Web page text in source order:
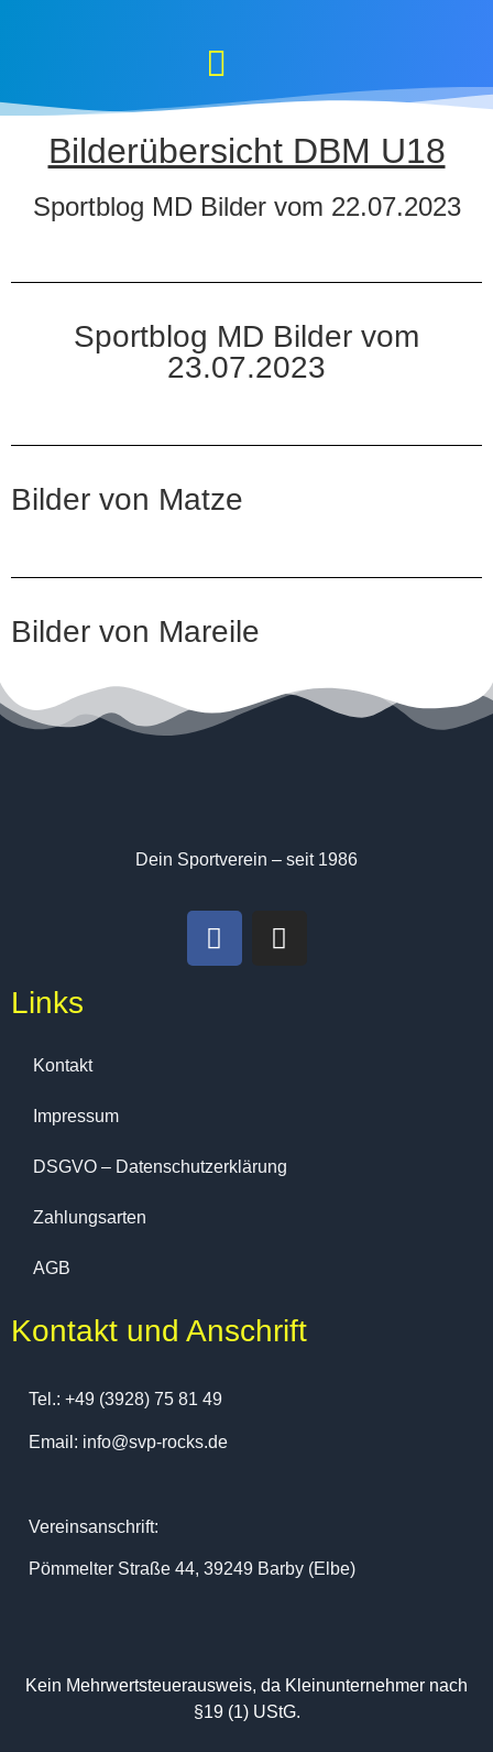
Bilderübersicht DBM U18
Sportblog MD Bilder vom 22.07.2023
Sportblog MD Bilder vom
23.07.2023
Bilder von Matze
Bilder von Mareile
Dein Sportverein – seit 1986
Links
Kontakt
Impressum
DSGVO – Datenschutzerklärung
Zahlungsarten
AGB
Kontakt und Anschrift
Tel.: +49 (3928) 75 81 49
Email: info@svp-rocks.de
Vereinsanschrift:
Pömmelter Straße 44, 39249 Barby (Elbe)
Kein Mehrwertsteuerausweis, da Kleinunternehmer nach
§19 (1) UStG.